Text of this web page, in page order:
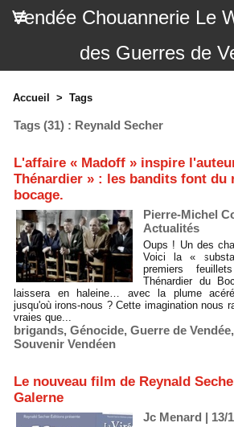
Vendée Chouannerie Le
des Guerres de
Accueil > Tags
Tags (31) : Reynald Secher
L'affaire « Madoff » inspire
Thénardier » : les bandits font du
bocage.
Pierre-Michel
Actualités
Oups ! Un des
Voici la «
premiers
Thénardier du
laissera en haleine… avec la plume
jusqu'où irons-nous ? Cette imagination nous
vraies que...
brigands, Génocide, Guerre de Vendée,
Souvenir Vendéen
Le nouveau film de Reynald
Galerne
Jc Menard | 13/